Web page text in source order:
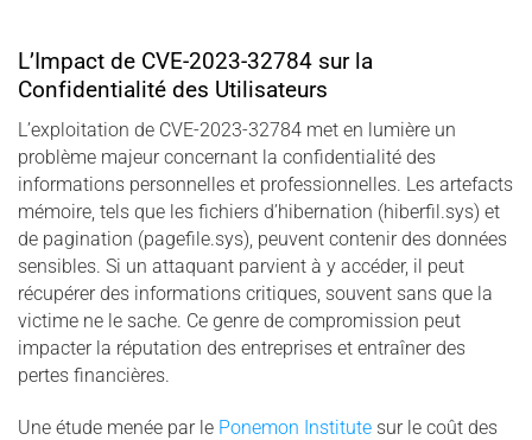
L’Impact de CVE-2023-32784 sur la
Confidentialité des Utilisateurs
L’exploitation de CVE-2023-32784 met en lumière un
problème majeur concernant la confidentialité des
informations personnelles et professionnelles. Les artefacts
mémoire, tels que les fichiers d’hibernation (hiberfil.sys) et
de pagination (pagefile.sys), peuvent contenir des données
sensibles. Si un attaquant parvient à y accéder, il peut
récupérer des informations critiques, souvent sans que la
victime ne le sache. Ce genre de compromission peut
impacter la réputation des entreprises et entraîner des
pertes financières.
Une étude menée par le Ponemon Institute sur le coût des